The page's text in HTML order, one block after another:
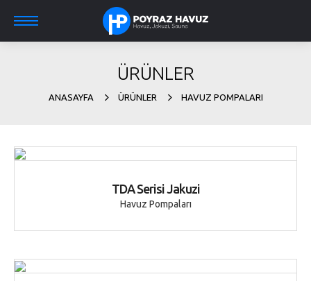
ÜRÜNLER
ANASAYFA ÜRÜNLER HAVUZ POMPALARI
TDA Serisi Jakuzi
Havuz Pompaları